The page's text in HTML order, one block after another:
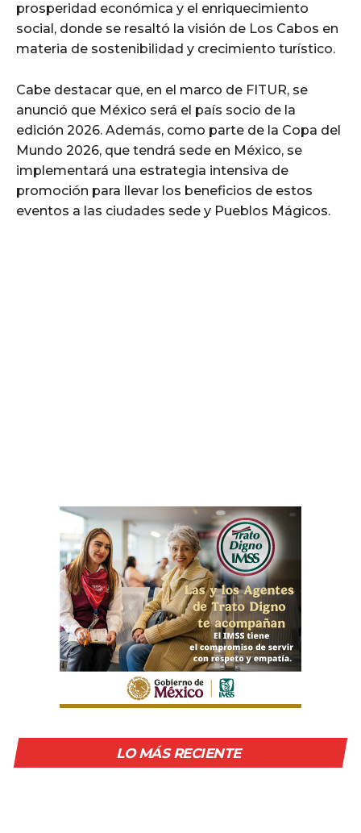
prosperidad económica y el enriquecimiento
social, donde se resaltó la visión de Los Cabos en
materia de sostenibilidad y crecimiento turístico.
Cabe destacar que, en el marco de FITUR, se
anunció que México será el país socio de la
edición 2026. Además, como parte de la Copa del
Mundo 2026, que tendrá sede en México, se
implementará una estrategia intensiva de
promoción para llevar los beneficios de estos
eventos a las ciudades sede y Pueblos Mágicos.
LO MÁS RECIENTE